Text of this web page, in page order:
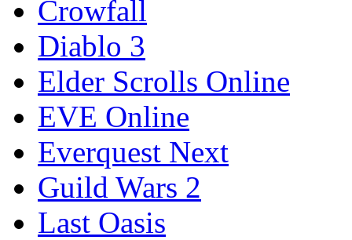
Crowfall
Diablo 3
Elder Scrolls Online
EVE Online
Everquest Next
Guild Wars 2
Last Oasis